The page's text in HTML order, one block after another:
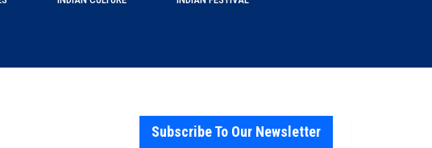
Subscribe To Our Newsletter